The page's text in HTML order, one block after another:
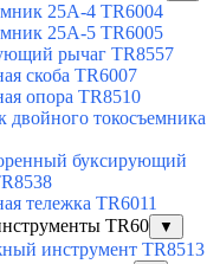
25А-4 TR6004
25А-5 TR6005
рычаг TR8557
скоба TR6007
опора TR8510
двойного токосъемника
буксирующий
тележка TR6011
TR60
▼
инструмент TR8513